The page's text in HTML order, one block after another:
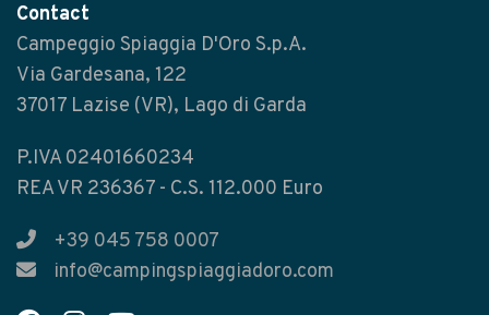
Contact
Campeggio Spiaggia D'Oro S.p.A.
Via Gardesana, 122
37017 Lazise (VR), Lago di Garda
P.IVA 02401660234
REA VR 236367 - C.S. 112.000 Euro
+39 045 758 0007
info@campingspiaggiadoro.com